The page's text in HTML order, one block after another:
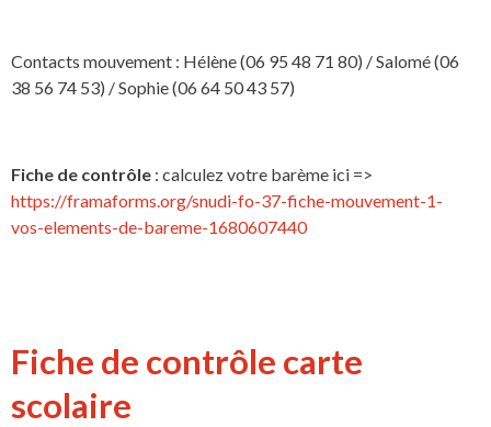
Contacts mouvement : Hélène (06 95 48 71 80) / Salomé (06
38 56 74 53) / Sophie (06 64 50 43 57)
Fiche de contrôle : calculez votre barème ici =>
https://framaforms.org/snudi-fo-37-fiche-mouvement-1-
vos-elements-de-bareme-1680607440
Fiche de contrôle carte
scolaire